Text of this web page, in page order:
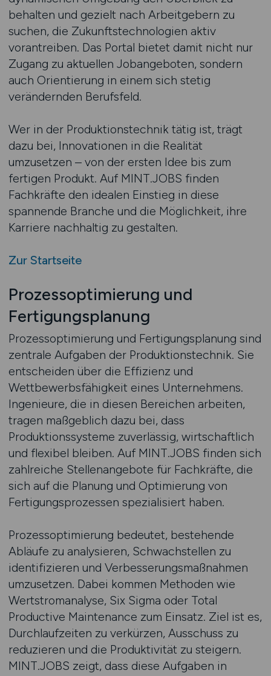
behalten und gezielt nach Arbeitgebern zu
suchen, die Zukunftstechnologien aktiv
vorantreiben. Das Portal bietet damit nicht nur
Zugang zu aktuellen Jobangeboten, sondern
auch Orientierung in einem sich stetig
verändernden Berufsfeld.
Wer in der Produktionstechnik tätig ist, trägt
dazu bei, Innovationen in die Realität
umzusetzen – von der ersten Idee bis zum
fertigen Produkt. Auf MINT.JOBS finden
Fachkräfte den idealen Einstieg in diese
spannende Branche und die Möglichkeit, ihre
Karriere nachhaltig zu gestalten.
Zur Startseite
Prozessoptimierung und
Fertigungsplanung
Prozessoptimierung und Fertigungsplanung sind
zentrale Aufgaben der Produktionstechnik. Sie
entscheiden über die Effizienz und
Wettbewerbsfähigkeit eines Unternehmens.
Ingenieure, die in diesen Bereichen arbeiten,
tragen maßgeblich dazu bei, dass
Produktionssysteme zuverlässig, wirtschaftlich
und flexibel bleiben. Auf MINT.JOBS finden sich
zahlreiche Stellenangebote für Fachkräfte, die
sich auf die Planung und Optimierung von
Fertigungsprozessen spezialisiert haben.
Prozessoptimierung bedeutet, bestehende
Abläufe zu analysieren, Schwachstellen zu
identifizieren und Verbesserungsmaßnahmen
umzusetzen. Dabei kommen Methoden wie
Wertstromanalyse, Six Sigma oder Total
Productive Maintenance zum Einsatz. Ziel ist es,
Durchlaufzeiten zu verkürzen, Ausschuss zu
reduzieren und die Produktivität zu steigern.
MINT.JOBS zeigt, dass diese Aufgaben in